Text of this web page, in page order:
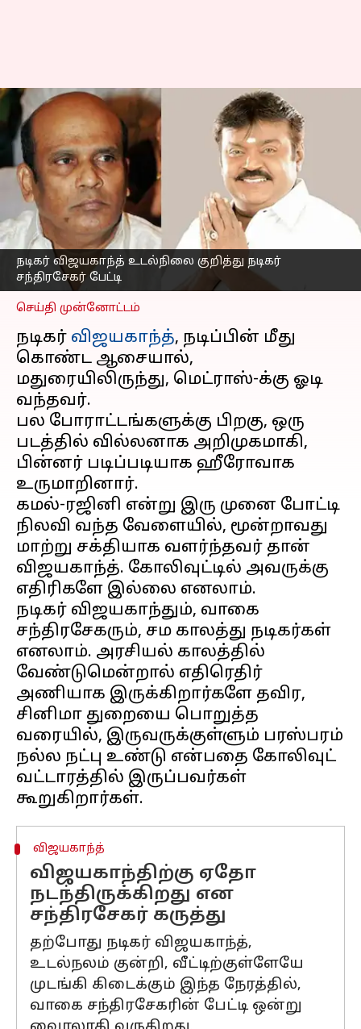
நடிகர் விஜயகாந்த் உடல்நிலை குறித்து நடிகர்
சந்திரசேகர் பேட்டி
"அவருக்கு எதுவுமே
ஆகாது என்று
நினைத்தேன், ஆனால்...":
விஜயகாந்த் உடல்நிலை
குறித்து நடிகர் வாகை
சந்திரசேகர்
எழுதியவர் Venkatalakshmi V Mar 31, 2023 04:31 pm
செய்தி முன்னோட்டம்
நடிகர் விஜயகாந்த், நடிப்பின் மீது
கொண்ட ஆசையால்,
மதுரையிலிருந்து, மெட்ராஸ்-க்கு ஓடி
வந்தவர்.
பல போராட்டங்களுக்கு பிறகு, ஒரு
படத்தில் வில்லனாக அறிமுகமாகி,
பின்னர் படிப்படியாக ஹீரோவாக
உருமாறினார்.
கமல்-ரஜினி என்று இரு முனை போட்டி
நிலவி வந்த வேளையில், மூன்றாவது
மாற்று சக்தியாக வளர்ந்தவர் தான்
விஜயகாந்த். கோலிவுட்டில் அவருக்கு
எதிரிகளே இல்லை எனலாம்.
நடிகர் விஜயகாந்தும், வாகை
சந்திரசேகரும், சம காலத்து நடிகர்கள்
எனலாம். அரசியல் காலத்தில்
வேண்டுமென்றால் எதிரெதிர்
அணியாக இருக்கிறார்களே தவிர,
சினிமா துறையை பொறுத்த
வரையில், இருவருக்குள்ளும் பரஸ்பரம்
நல்ல நட்பு உண்டு என்பதை கோலிவுட்
வட்டாரத்தில் இருப்பவர்கள்
விஜயகாந்த்
விஜயகாந்திற்கு ஏதோ
நடந்திருக்கிறது என
சந்திரசேகர் கருத்து
தற்போது நடிகர் விஜயகாந்த்,
உடல்நலம் குன்றி, வீட்டிற்குள்ளேயே
முடங்கி கிடைக்கும் இந்த நேரத்தில்,
வாகை சந்திரசேகரின் பேட்டி ஒன்று